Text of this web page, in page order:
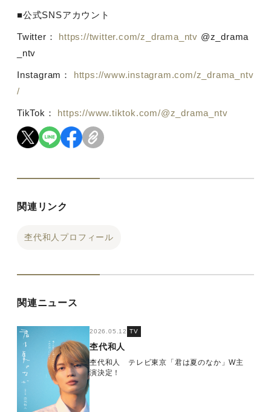
■公式SNSアカウント
Twitter ： https://twitter.com/z_drama_ntv @z_drama
_ntv
Instagram ：
https://www.instagram.com/z_drama_ntv
/
TikTok ： https://www.tiktok.com/@z_drama_ntv
関連リンク
杢代和人プロフィール
関連ニュース
2026.05.12 TV
杢代和人
杢代和人 テレビ東京「君は夏のなか」W主
演決定！